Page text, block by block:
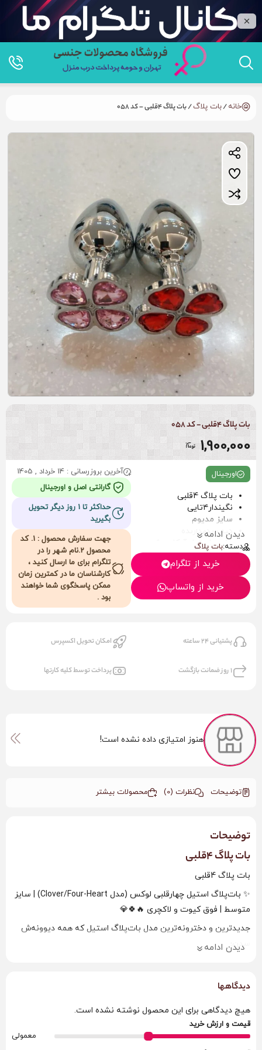
خانه/بات پلاگ/ بات پلاگ 4قلبی – کد 058
بات پلاگ 4قلبی - کد 058
1,900,000
اورجینال
بات پلاگ 4قلبی
نگیندار۴تایی
سایز مدیوم
کیف نگهدارنده
جنس استیل آبکاری شده
ضدحساسیت
قابل شستشو
طول 8cm
دیدن ادامه
دسته:بات پلاگ
خرید از تلگرام
خرید از واتساپ
آخرین بروزرسانی : 14 خرداد , 1405
گارانتی اصل و اورجینال
حداکثر تا 1 روز دیگر تحویل
بگیرید
جهت سفارش محصول : 1. کد
محصول 2.نام شهر را در
تلگرام برای ما ارسال کنید ،
کارشناسان ما در کمترین زمان
ممکن پاسخگوی شما خواهند
بود .
پشتیانی 24 ساعته امکان تحویل اکسپرس
1 روز ضمانت بازگشت پرداخت توسط کلیه کارتها
هنوز امتیازی داده نشده است!
توضیحات نظرات (0) محصولات بیشتر
توضیحات
بات پلاگ 4قلبی
بات پلاگ 4قلبی
✨ بات‌پلاگ استیل چهارقلبی لوکس (مدل Clover/Four-Heart) | سایز
متوسط | فوق کیوت و لاکچری 🔥🍀💎
جدیدترین و دخترونه‌ترین مدل بات‌پلاگ استیل که همه دیوونه‌ش
شدن!
ویژگی‌های خفن و پرمیوم:
– سایز متوسط (M) – خیلی راحت و مناسب استفاده طولانی
– قطر عریض‌ترین قسمت ≈ ۳.۴ سانتی‌متر
– طول کل ≈ ۸ سانتی‌متر
دیدن ادامه
دیدگاهها
هیچ دیدگاهی برای این محصول نوشته نشده است.
قیمت و ارزش خرید
معمولی